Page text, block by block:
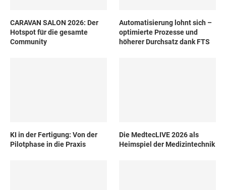
CARAVAN SALON 2026: Der
Hotspot für die gesamte
Community
Automatisierung lohnt sich –
optimierte Prozesse und
höherer Durchsatz dank FTS
KI in der Fertigung: Von der
Pilotphase in die Praxis
Die MedtecLIVE 2026 als
Heimspiel der Medizintechnik